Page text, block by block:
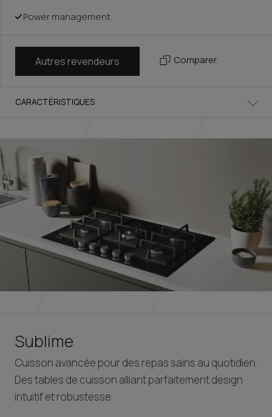
Power management
Autres revendeurs Comparer
CARACTÉRISTIQUES
Sublime
Cuisson avancée pour des repas sains au quotidien.
Des tables de cuisson alliant parfaitement design
intuitif et robustesse.